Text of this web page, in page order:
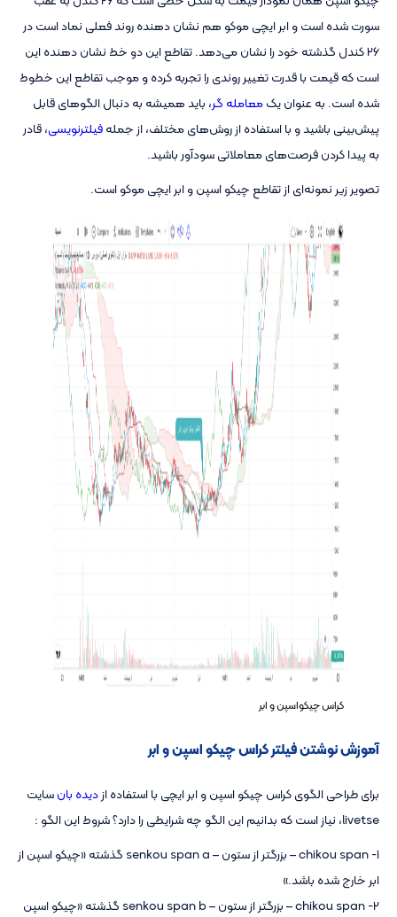
سورت شده است و ابر ایچی موکو هم نشان دهنده روند فعلی نماد است در
26 کندل گذشته خود را نشان می‌دهد. تقاطع این دو خط نشان دهنده این
است که قیمت با قدرت تغییر روندی را تجربه کرده و موجب تقاطع این خطوط
شده است. به عنوان یکمعامله گر، باید همیشه به دنبال الگوهای قابل
پیش‌بینی باشید و با استفاده از روش‌های مختلف، از جملهفیلترنویسی، قادر
به پیدا کردن فرصت‌های معاملاتی سودآور باشید.
تصویر زیر نمونه‌ای از تقاطع چیکو اسپن و ابر ایچی موکو است.
کراس چیکواسپن و ابر
آموزش نوشتن فیلتر کراس چیکو اسپن و ابر
برای طراحی الگوی کراس چیکو اسپن و ابر ایچی با استفاده ازدیده بانسایت
livetse، نیاز است که بدانیم این الگو چه شرایطی را دارد؟ شروط این الگو :
1- chikou span – بزرگتر از ستون – senkou span a گذشته «چیکو اسپن از
ابر خارج شده باشد.»
2- chikou span – بزرگتر از ستون – senkou span b گذشته «چیکو اسپن